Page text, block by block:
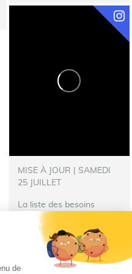
MISE À JOUR | SAMEDI
25 JUILLET
La liste des besoins
s’allonge !
besoin de nourriture pour
les repas des pompiers
hébergés à Talence.
N’hésitez pas à donner : ️